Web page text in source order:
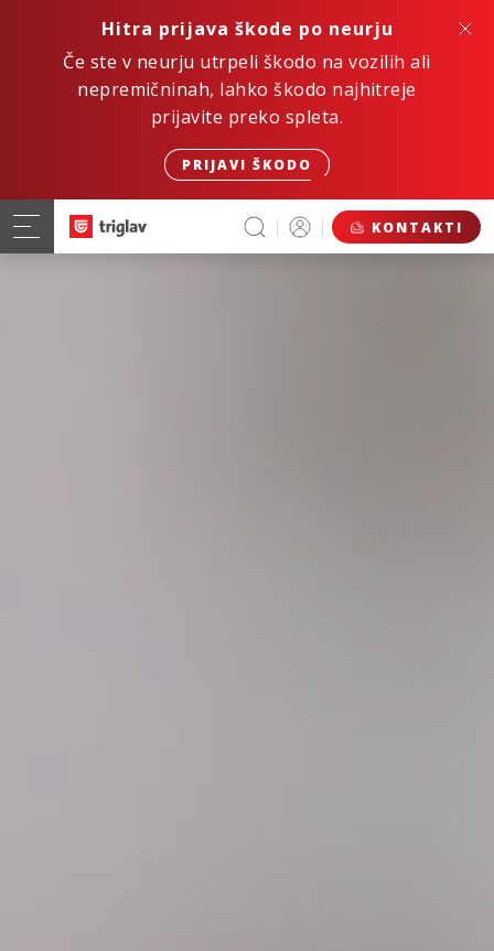
Hitra prijava škode po neurju
Če ste v neurju utrpeli škodo na vozilih ali
nepremičninah, lahko škodo najhitreje
prijavite preko spleta.
PRIJAVI ŠKODO
KONTAKTI